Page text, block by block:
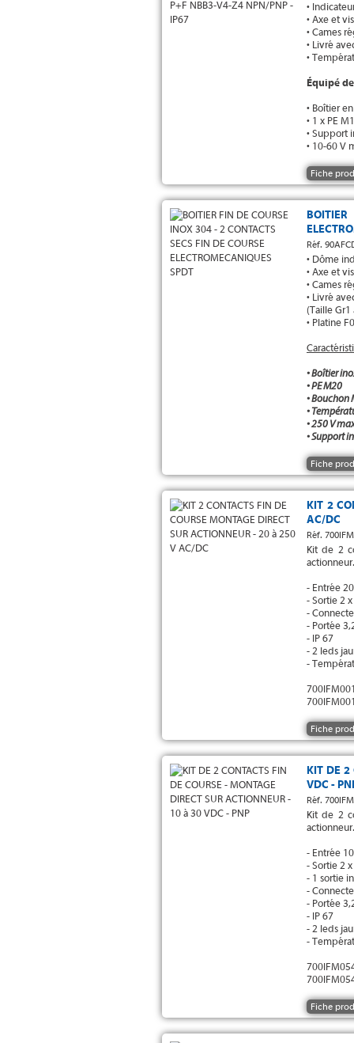
•
• Axe et
• Cames
• Livré
•
Équipé
• Boîtier
• 1 x PE
• Support
• 10-60 V
Fiche
Réf.
• Dôme
• Axe et
• Cames
• Livré
(Taille Gr1
• Platine
• Boîtier
• PE M20
• Bouchon
•
• 250 V
• Support
Fiche
KIT 2
AC/DC
Réf.
Kit de 2
actionneur.
- Entrée
- Sortie 2
-
- Portée
- IP 67
- 2 leds
-
Fiche
KIT DE
VDC -
Réf.
Kit de 2
actionneur.
- Entrée
- Sortie 2
- 1 sortie
-
- Portée
- IP 67
- 2 leds
-
Fiche